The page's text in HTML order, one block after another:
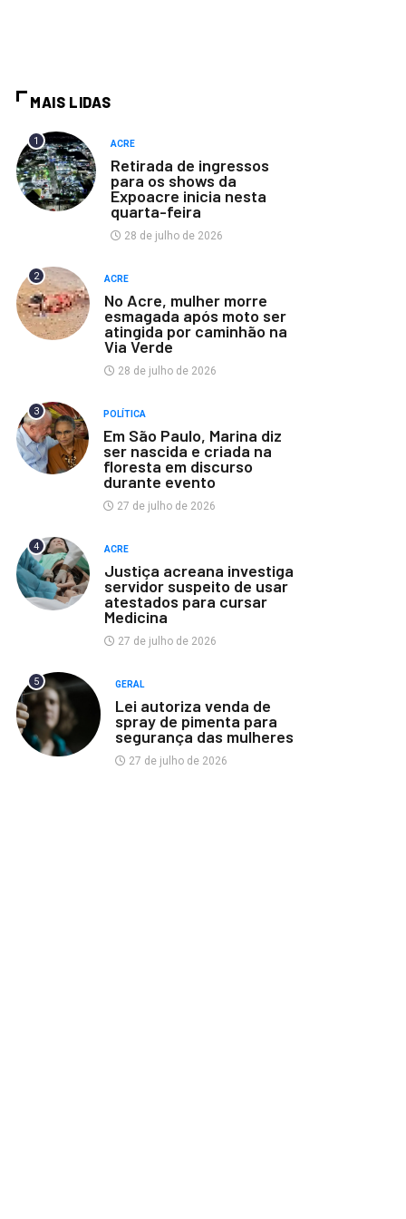
MAIS LIDAS
1 ACRE
Retirada de ingressos
para os shows da
Expoacre inicia nesta
quarta-feira
28 de julho de 2026
2 ACRE
No Acre, mulher morre
esmagada após moto ser
atingida por caminhão na
Via Verde
28 de julho de 2026
3 POLÍTICA
Em São Paulo, Marina diz
ser nascida e criada na
floresta em discurso
durante evento
27 de julho de 2026
4 ACRE
Justiça acreana investiga
servidor suspeito de usar
atestados para cursar
Medicina
27 de julho de 2026
5 GERAL
Lei autoriza venda de
spray de pimenta para
segurança das mulheres
27 de julho de 2026